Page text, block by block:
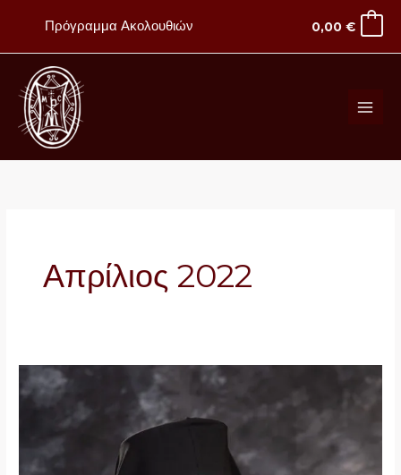
περιεχόμενο
Πρόγραμμα Ακολουθιών 0,00 €
Απρίλιος 2022
Ευχές
Σεβασμιοτατου
Μητροπολίτου
Ρεθύμνης
και